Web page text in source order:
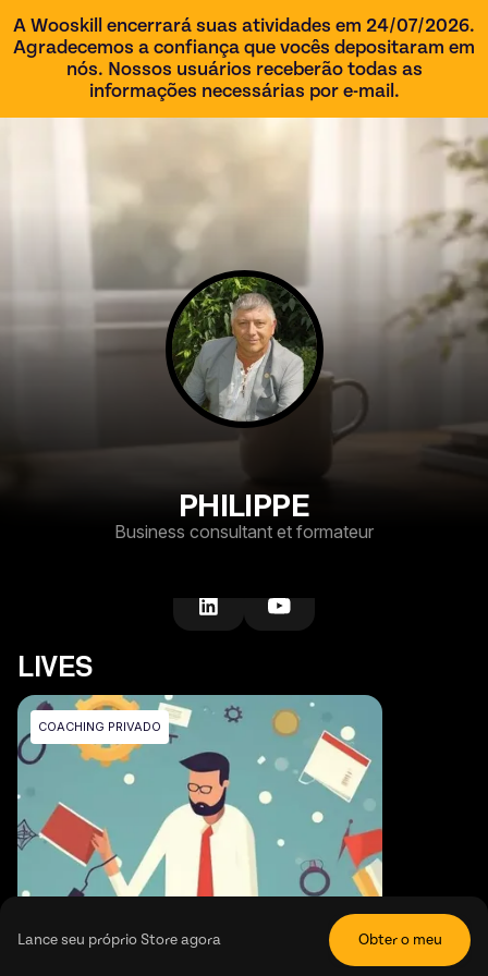
A Wooskill encerrará suas atividades em 24/07/2026.
Agradecemos a confiança que vocês depositaram em
nós. Nossos usuários receberão todas as
informações necessárias por e-mail.
PHILIPPE
Business consultant et formateur
LIVES
COACHING PRIVADO
Lance seu próprio Store agora Obter o meu